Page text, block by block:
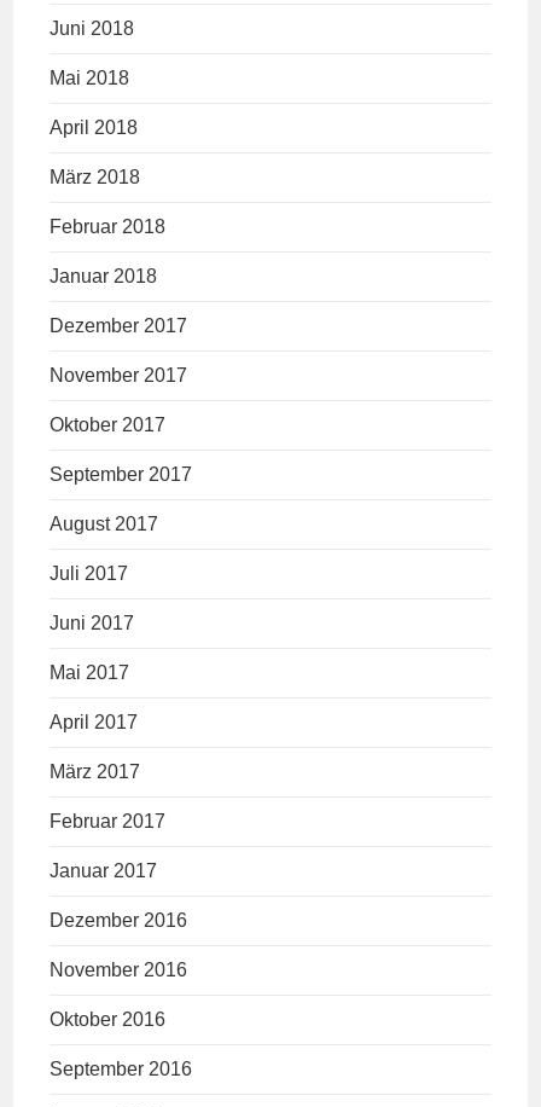
Juni 2018
Mai 2018
April 2018
März 2018
Februar 2018
Januar 2018
Dezember 2017
November 2017
Oktober 2017
September 2017
August 2017
Juli 2017
Juni 2017
Mai 2017
April 2017
März 2017
Februar 2017
Januar 2017
Dezember 2016
November 2016
Oktober 2016
September 2016